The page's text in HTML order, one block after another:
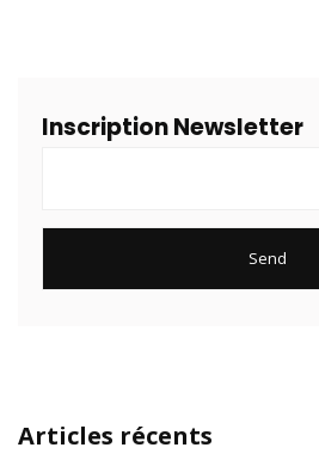
Inscription Newsletter
Articles récents